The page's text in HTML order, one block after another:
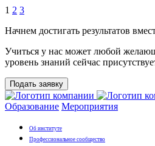
1 2 3
Начнем достигать результатов
Учиться у нас может любой
уровень знаний сейчас
Подать заявку
Образование Мероприятия
Об институте
Профессиональное сообщество